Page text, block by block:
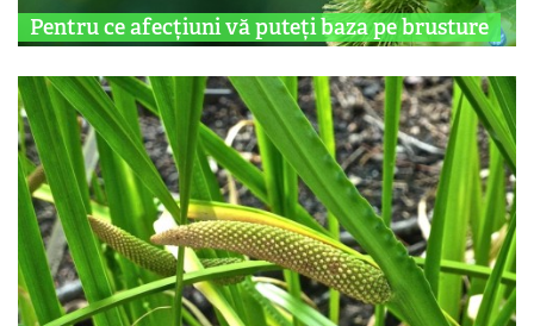
Pentru ce afecțiuni vă puteți baza pe brusture